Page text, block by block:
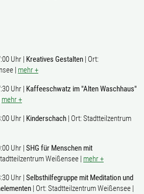
Uhr | Kreatives Gestalten | Ort:
| mehr +
Uhr | Kaffeeschwatz im "Alten Waschhaus"
mehr +
Uhr | Kinderschach | Ort: Stadtteilzentrum
Uhr | SHG für Menschen mit
Weißensee | mehr +
Uhr | Selbsthilfegruppe mit Meditation und
| Ort: Stadtteilzentrum Weißensee |